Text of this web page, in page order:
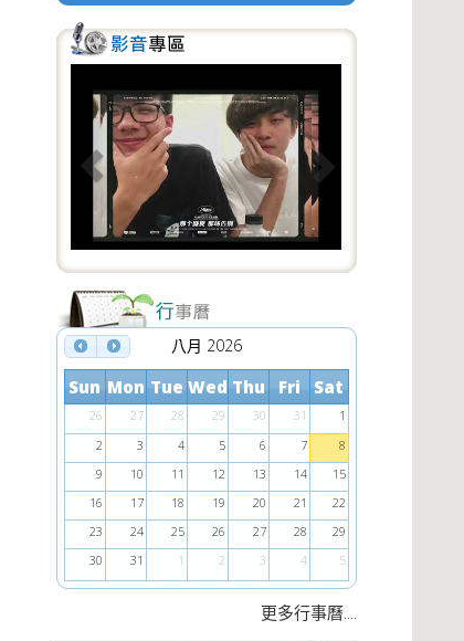
u
s
八月 2026
Sun Mon Tue Wed Thu Fri Sat
26 27 28 29 30 31
1
2
3 4 5 6 7
8
9
10 11 12 13 14
15
16
17 18 19 20 21
22
23
24 25 26 27 28
29
30
31 1 2 3 4 5
更多行事曆....